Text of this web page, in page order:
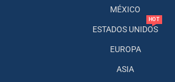
MÉXICO
ESTADOS UNIDOS
HOT
EUROPA
ASIA